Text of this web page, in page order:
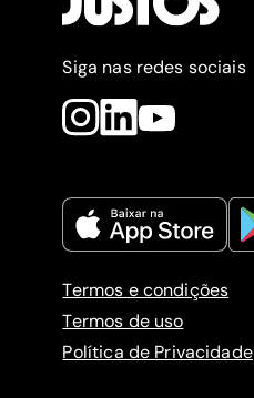
Siga nas redes sociais
Termos e condições
Termos de uso
Política de Privacidade